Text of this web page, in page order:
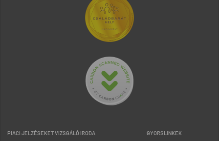
PIACI JELZÉSEKET VIZSGÁLÓ IRODA GYORSLINKEK